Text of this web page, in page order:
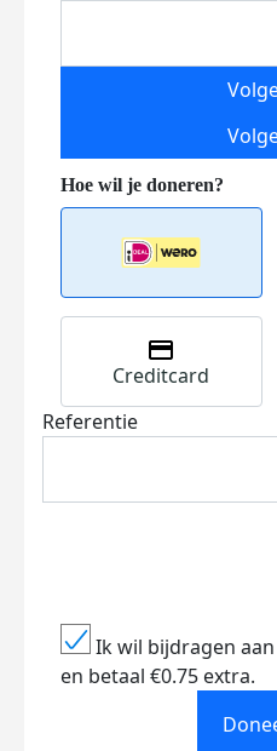
Creditcard
Referentie
Ik wil bijdragen
en betaal €0.75 extra.